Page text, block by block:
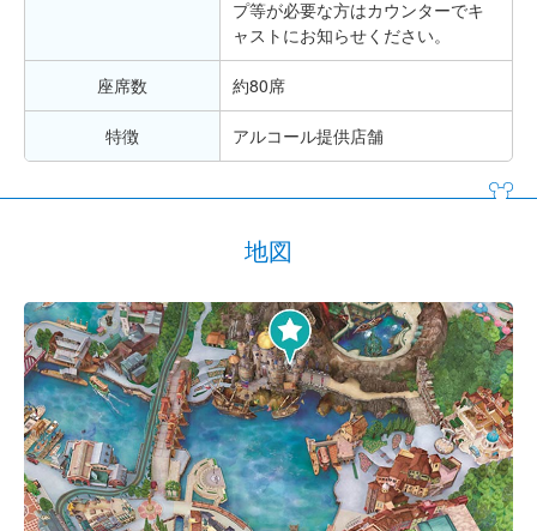
プ等が必要な方はカウンターでキ
ャストにお知らせください。
座席数 約80席
特徴 アルコール提供店舗
地図